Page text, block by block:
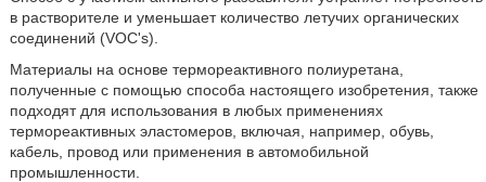
в растворителе и уменьшает количество летучих органических
соединений (VOC's).
Материалы на основе термореактивного полиуретана,
полученные с помощью способа настоящего изобретения, также
подходят для использования в любых применениях
термореактивных эластомеров, включая, например, обувь,
кабель, провод или применения в автомобильной
промышленности.